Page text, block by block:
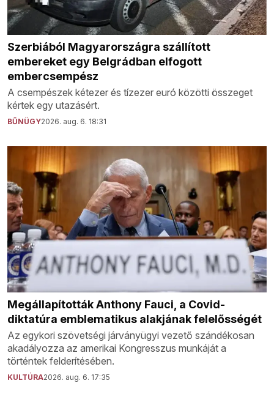
Szerbiából Magyarországra szállított
embereket egy Belgrádban elfogott
embercsempész
A csempészek kétezer és tízezer euró közötti összeget
kértek egy utazásért.
BŰNÜGY2026. aug. 6. 18:31
Megállapították Anthony Fauci, a Covid-
diktatúra emblematikus alakjának felelősségét
Az egykori szövetségi járványügyi vezető szándékosan
akadályozza az amerikai Kongresszus munkáját a
történtek felderítésében.
KULTÚRA2026. aug. 6. 17:35